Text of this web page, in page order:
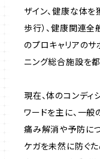
ザイン、健康な体を
歩行）、健康関連
のプロキャリアのサ
ニング総合施設を
現在、体のコンディ
ワードを主に、一
痛み解消や予防に
ケガを未然に防ぐ